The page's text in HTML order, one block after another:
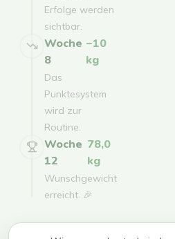
Erfolge werden
sichtbar.
Woche
8
−10
kg
Das
Punktesystem
wird zur
Routine.
Woche
12
78,0
kg
Wunschgewicht
erreicht. 🎉